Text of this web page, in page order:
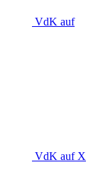
VdK auf
VdK auf X